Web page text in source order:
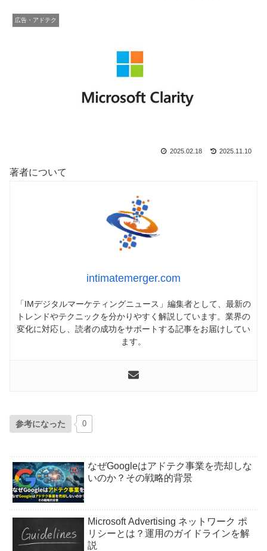
広告・アドテク
2025.02.18 2025.11.10
著者について
intimatemerger.com
「IMデジタルマーケティングニュース」編集者として、最新の
トレンドやテクニックを分かりやすく解説しています。業界の
変化に対応し、読者の成功をサポートする記事をお届けしてい
ます。
参考になった 0
なぜGoogleはアドテク事業を売却しな
いのか？その戦略的背景
Microsoft Advertising ネットワーク ポ
リシーとは？運用のガイドラインを解
説